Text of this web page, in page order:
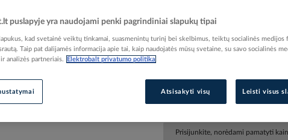
- MAKITA
Elektrobalt prekės kodas
Gamintojo prekės kodas
B-
Prisijunkite, norėdami pamatyti
puslapyje yra naudojami penki pagrindiniai slapukų tipai
kad svetainė veiktų tinkamai, suasmenintų turinį bei skelbimus, teiktų socialinės medijos
Taip pat dalijamės informacija apie tai, kaip naudojatės mūsų svetaine, su savo socialinės
analizės partneriais.
Elektrobalt privatumo politika
Atsisakyti visų Leisti visus